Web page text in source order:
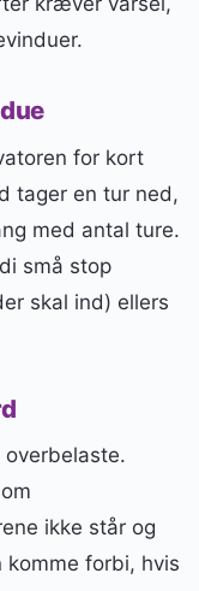
for kort
tager en tur ned,
med antal ture.
små stop
skal ind) ellers
ikke står og
komme forbi, hvis